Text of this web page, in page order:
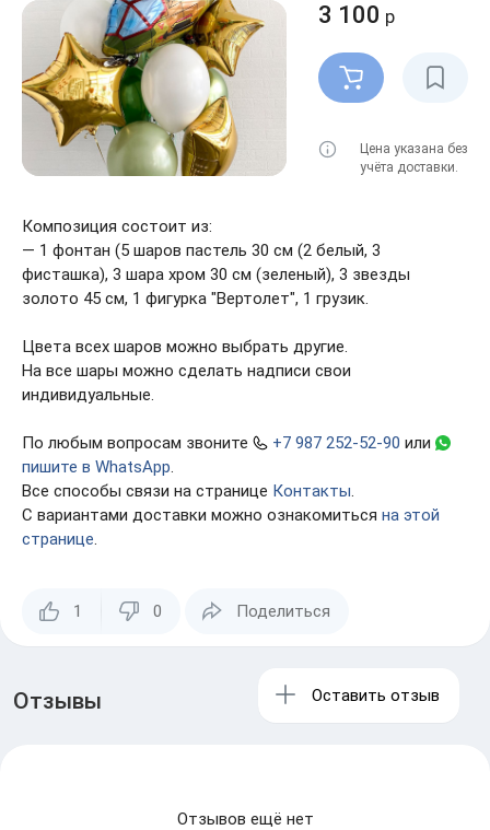
3 100 р
Цена указана без
учёта доставки.
Композиция состоит из:
— 1 фонтан (5 шаров пастель 30 см (2 белый, 3
фисташка), 3 шара хром 30 см (зеленый), 3 звезды
золото 45 см, 1 фигурка "Вертолет", 1 грузик.
Цвета всех шаров можно выбрать другие.
На все шары можно сделать надписи свои
индивидуальные.
По любым вопросам звоните +7 987 252-52-90 или
пишите в WhatsApp.
Все способы связи на странице Контакты.
С вариантами доставки можно ознакомиться на этой
странице.
1 0 Поделиться
Отзывы Оставить отзыв
Отзывов ещё нет